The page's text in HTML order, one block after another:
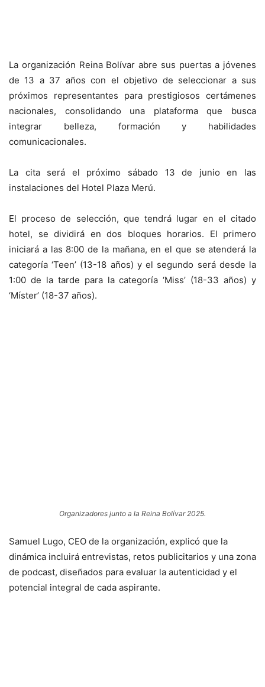
La organización Reina Bolívar abre sus puertas a jóvenes
de 13 a 37 años con el objetivo de seleccionar a sus
próximos representantes para prestigiosos certámenes
nacionales, consolidando una plataforma que busca
integrar belleza, formación y habilidades
comunicacionales.
La cita será el próximo sábado 13 de junio en las
instalaciones del Hotel Plaza Merú.
El proceso de selección, que tendrá lugar en el citado
hotel, se dividirá en dos bloques horarios. El primero
iniciará a las 8:00 de la mañana, en el que se atenderá la
categoría ‘Teen’ (13-18 años) y el segundo será desde la
1:00 de la tarde para la categoría ‘Miss’ (18-33 años) y
‘Míster’ (18-37 años).
Organizadores junto a la Reina Bolívar 2025.
Samuel Lugo, CEO de la organización, explicó que la
dinámica incluirá entrevistas, retos publicitarios y una zona
de podcast, diseñados para evaluar la autenticidad y el
potencial integral de cada aspirante.